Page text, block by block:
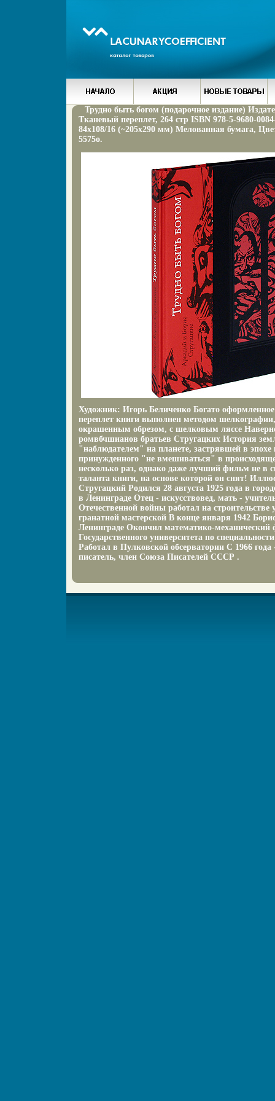
Трудно быть богом (подарочное издание)
Тканевый переплет, 264 стр ISBN 978-5-9680-
84x108/16 (~205х290 мм) Мелованная бумага,
5575o.
Художник: Игорь Беличенко Богато оформленное
переплет книги выполнен методом
окрашенным обрезом, с шелковым ляссе
ромвбчшианов братьев Стругацких История
"наблюдателем" на планете, застрявшей в эпохе
принужденного "не вмешиваться" в
несколько раз, однако даже лучший фильм не в
таланта книги, на основе которой он снят!
Стругацкий Родился 28 августа 1925 года в
в Ленинграде Отец - искусствовед, мать -
Отечественной войны работал на строительстве
гранатной мастерской В конце января 1942
Ленинграде Окончил математико-механический
Государственного университета по
Работал в Пулковской обсерватории С 1966
писатель, член Союза Писателей СССР .